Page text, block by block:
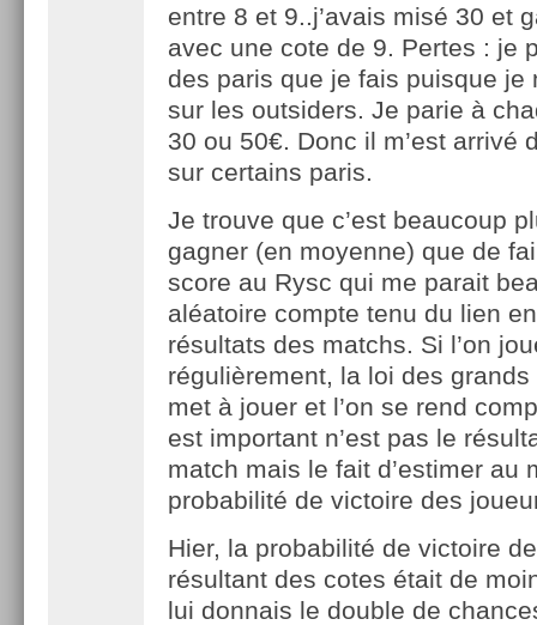
entre 8 et 9..j’avais misé 30 et
avec une cote de 9. Pertes : je
des paris que je fais puisque je
sur les outsiders. Je parie à
30 ou 50€. Donc il m’est arrivé
sur certains paris.
Je trouve que c’est beaucoup
gagner (en moyenne) que de
score au Rysc qui me parait
aléatoire compte tenu du lien
résultats des matchs. Si l’on
régulièrement, la loi des
met à jouer et l’on se rend
est important n’est pas le
match mais le fait d’estimer au
probabilité de victoire des
Hier, la probabilité de victoire
résultant des cotes était de
lui donnais le double de